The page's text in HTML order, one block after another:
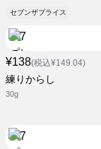
セブンザプライス
¥138(税込¥149.04)
練りからし
30g